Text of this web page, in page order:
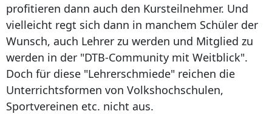
profitieren dann auch den Kursteilnehmer. Und
vielleicht regt sich dann in manchem Schüler der
Wunsch, auch Lehrer zu werden und Mitglied zu
werden in der "DTB-Community mit Weitblick".
Doch für diese "Lehrerschmiede" reichen die
Unterrichtsformen von Volkshochschulen,
Sportvereinen etc. nicht aus.